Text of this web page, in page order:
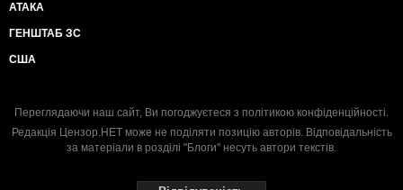
АТАКА
ГЕНШТАБ ЗС
США
Переглядаючи наш сайт, Ви погоджуєтеся з політикою конфіденційності.
Редакція Цензор.НЕТ може не поділяти позицію авторів. Відповідальність
за матеріали в розділі "Блоги" несуть автори текстів.